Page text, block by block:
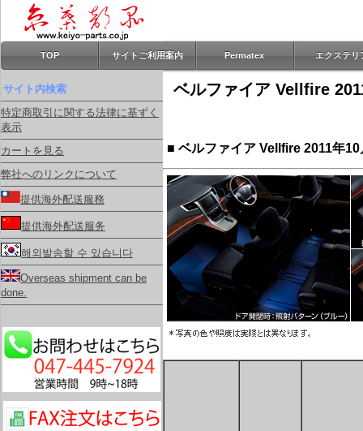
TOP サイトご利用案内 Permatex エクステリ
サイト内検索
特定商取引に関する法律に基ずく
表示
カートを見る
弊社へのリンクについて
提供海外配送服務
提供海外配送服务
해외발송할 수 있습니다
Overseas shipment can be
done.
ベルファイア Vellfire
■ ベルファイア Vellfire 2011年